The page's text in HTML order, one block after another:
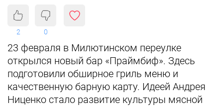
2 0
23 февраля в Милютинском переулке
открылся новый бар «Праймбиф». Здесь
подготовили обширное гриль меню и
качественную барную карту. Идеей Андрея
Ниценко стало развитие культуры мясной